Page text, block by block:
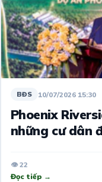
BĐS 10/07/2026 15:30
Phoenix
những cư dân
👁 22
Đọc tiếp →